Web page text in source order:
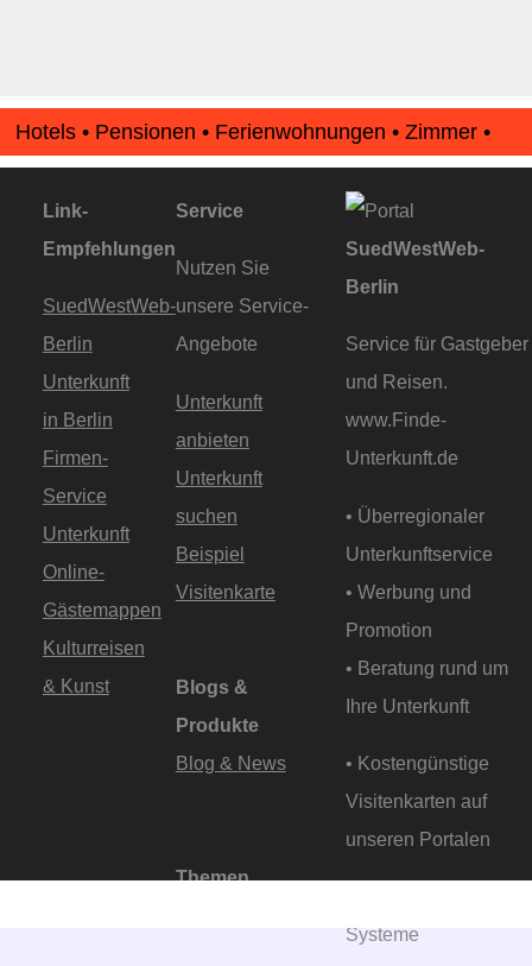
Hotels • Pensionen • Ferienwohnungen • Zimmer •
Apartments • www.Finde-Unterkunft.de
Link-
Empfehlungen
SuedWestWeb-
Berlin
Unterkunft
in Berlin
Firmen-
Service
Unterkunft
Online-
Gästemappen
Kulturreisen
& Kunst
Service
Nutzen Sie
unsere Service-
Angebote
Unterkunft
anbieten
Unterkunft
suchen
Beispiel
Visitenkarte
Blogs &
Produkte
Blog & News
Themen
SuedWestWeb-
Berlin
Service für Gastgeber
und Reisen.
www.Finde-
Unterkunft.de
• Überregionaler
Unterkunftservice
• Werbung und
Promotion
• Beratung rund um
Ihre Unterkunft
• Kostengünstige
Visitenkarten auf
unseren Portalen
Systeme